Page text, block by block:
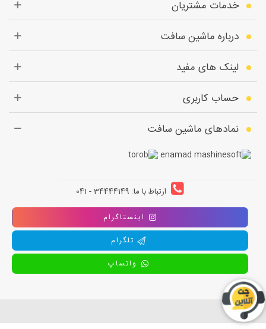
خدمات مشتریان
درباره ماشین سافت
لینک های مفید
حساب کاربری
نمادهای ماشین سافت
ارتباط با ما: 34444149 - 041
اینستاگرام
تلگرام
واتساپ